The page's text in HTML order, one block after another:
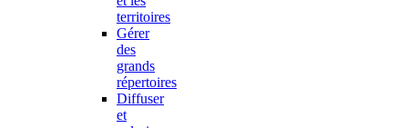
territoires
Gérer
des
grands
répertoires
Diffuser
et